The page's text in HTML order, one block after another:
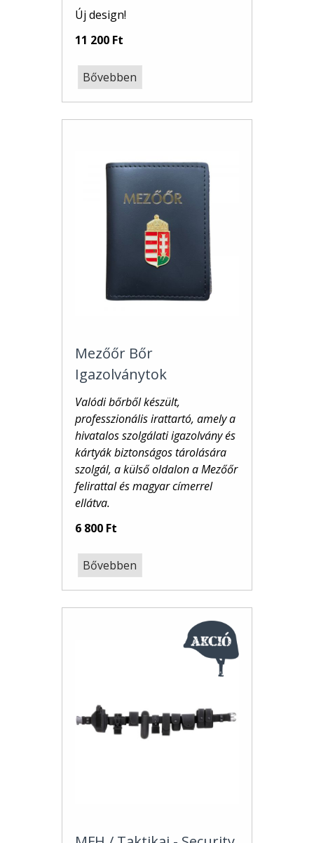
Új design!
11 200 Ft
Bővebben
Mezőőr Bőr
Igazolványtok
Valódi bőrből készült,
professzionális irattartó, amely a
hivatalos szolgálati igazolvány és
kártyák biztonságos tárolására
szolgál, a külső oldalon a Mezőőr
felirattal és magyar címerrel
ellátva.
6 800 Ft
Bővebben